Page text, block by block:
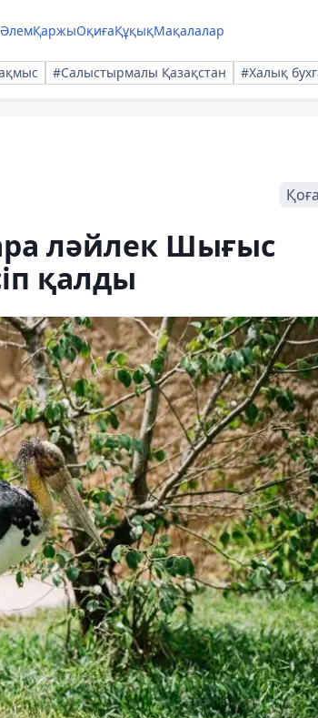
ӘлемҚаржыОқиғаҚұқықМақалалар
#Салыстырмалы Қазақстан #Халық
ләйлек Шығыс
қалды